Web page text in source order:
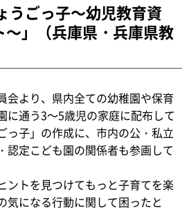
うごっ子～幼児教育資
～」（兵庫県・兵庫県教
会より、県内全ての幼稚園や保育
に通う3～5歳児の家庭に配布して
っ子」の作成に、市内の公・私立
認定こども園の関係者も参画して
ントを見つけてもっと子育てを楽
気になる行動に関して困ったと